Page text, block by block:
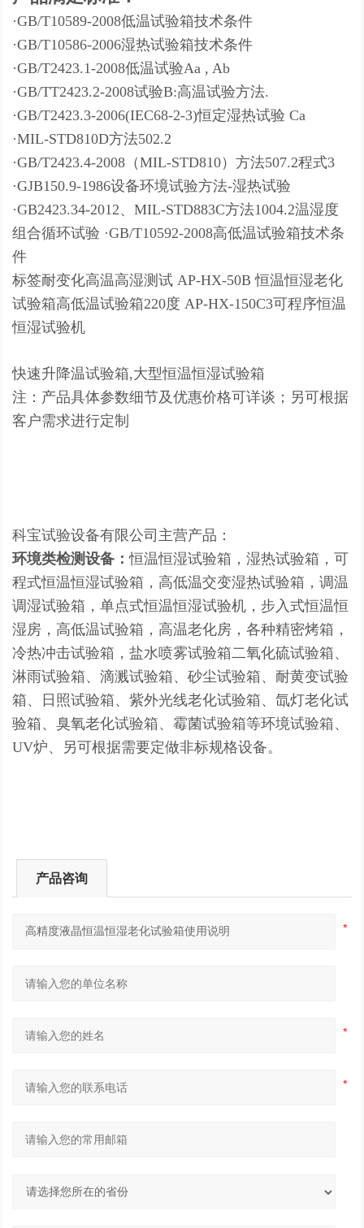
·GB/T10589-2008低温试验箱技术条件
·GB/T10586-2006湿热试验箱技术条件
·GB/T2423.1-2008低温试验Aa , Ab
·GB/TT2423.2-2008试验B:高温试验方法.
·GB/T2423.3-2006(IEC68-2-3)恒定湿热试验 Ca
·MIL-STD810D方法502.2
·GB/T2423.4-2008（MIL-STD810）方法507.2程式3
·GJB150.9-1986设备环境试验方法-湿热试验
·GB2423.34-2012、MIL-STD883C方法1004.2温湿度
组合循环试验 ·GB/T10592-2008高低温试验箱技术条
件
标签耐变化高温高湿测试 AP-HX-50B 恒温恒湿老化
试验箱高低温试验箱220度 AP-HX-150C3可程序恒温
恒湿试验机
快速升降温试验箱,大型恒温恒湿试验箱
注：产品具体参数细节及优惠价格可详谈；另可根据
客户需求进行定制
科宝试验设备有限公司主营产品：
环境类检测设备：恒温恒湿试验箱，湿热试验箱，可
程式恒温恒湿试验箱，高低温交变湿热试验箱，调温
调湿试验箱，单点式恒温恒湿试验机，步入式恒温恒
湿房，高低温试验箱，高温老化房，各种精密烤箱，
冷热冲击试验箱，盐水喷雾试验箱二氧化硫试验箱、
淋雨试验箱、滴溅试验箱、砂尘试验箱、耐黄变试验
箱、日照试验箱、紫外光线老化试验箱、氙灯老化试
验箱、臭氧老化试验箱、霉菌试验箱等环境试验箱、
UV炉、另可根据需要定做非标规格设备。
产品咨询